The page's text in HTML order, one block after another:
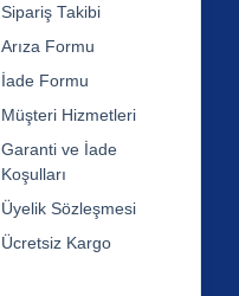
Sipariş Takibi
Arıza Formu
İade Formu
Müşteri Hizmetleri
Garanti ve İade
Koşulları
Üyelik Sözleşmesi
Ücretsiz Kargo